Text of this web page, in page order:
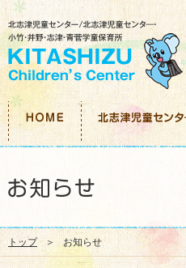
トップ お知らせ